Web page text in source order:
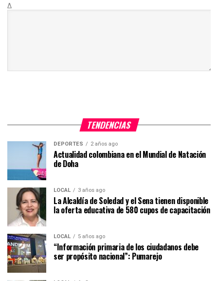
Δ
TENDENCIAS
DEPORTES 2 años ago
Actualidad colombiana en el Mundial de Natación
de Doha
LOCAL 3 años ago
La Alcaldía de Soledad y el Sena tienen disponible
la oferta educativa de 580 cupos de capacitación
LOCAL 5 años ago
“Información primaria de los ciudadanos debe
ser propósito nacional”: Pumarejo